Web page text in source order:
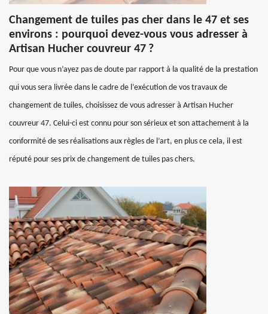
Changement de tuiles pas cher dans le 47 et ses
environs : pourquoi devez-vous vous adresser à
Artisan Hucher couvreur 47 ?
Pour que vous n’ayez pas de doute par rapport à la qualité de la prestation
qui vous sera livrée dans le cadre de l’exécution de vos travaux de
changement de tuiles, choisissez de vous adresser à Artisan Hucher
couvreur 47. Celui-ci est connu pour son sérieux et son attachement à la
conformité de ses réalisations aux règles de l’art, en plus ce cela, il est
réputé pour ses prix de changement de tuiles pas chers.